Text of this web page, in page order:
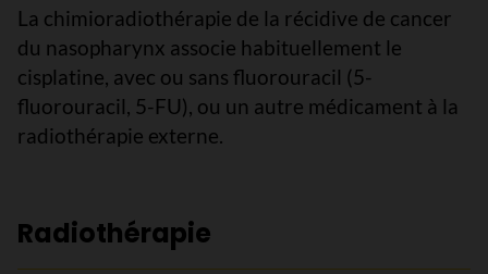
La chimioradiothérapie de la récidive de cancer
du nasopharynx associe habituellement le
cisplatine, avec ou sans fluorouracil (5-
fluorouracil, 5-FU), ou un autre médicament à la
radiothérapie externe.
Radiothérapie